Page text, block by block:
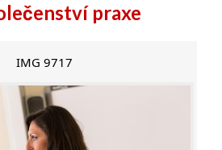
praxe
IMG 9717